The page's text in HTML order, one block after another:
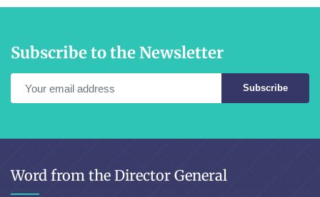
Subscribe to the Newsletter
Subscribe
Word from the Director General